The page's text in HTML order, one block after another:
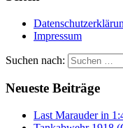
Impressum
Suchen nach:
Neueste Beiträge
Last Marauder in